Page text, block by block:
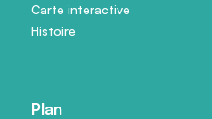
Carte interactive
Histoire
Plan